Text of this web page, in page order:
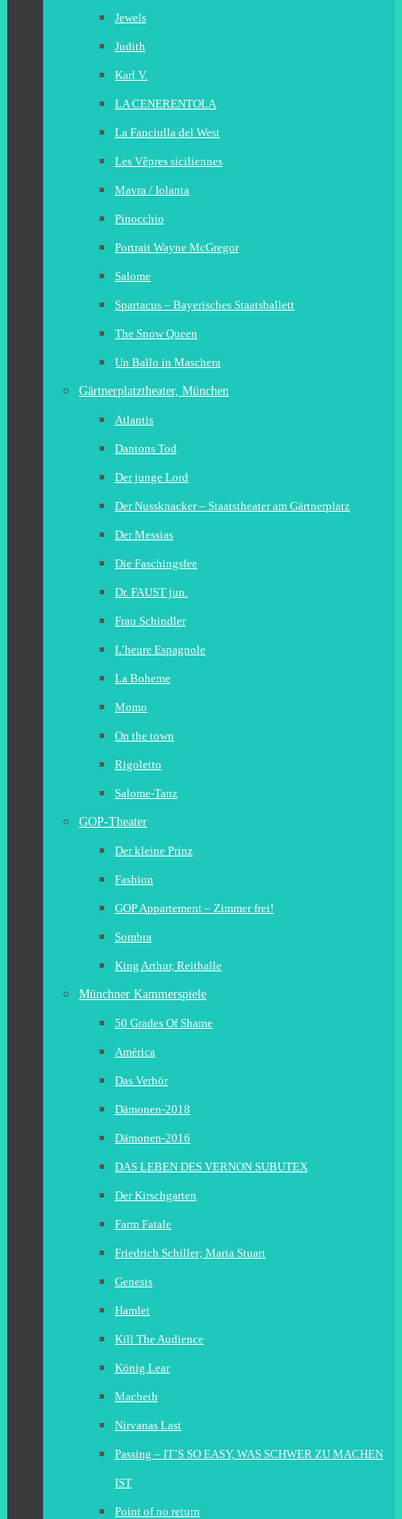
Jewels
Judith
Karl V.
LA CENERENTOLA
La Fanciulla del West
Les Vêpres siciliennes
Mavra / Iolanta
Pinocchio
Portrait Wayne McGregor
Salome
Spartacus – Bayerisches Staatsballett
The Snow Queen
Un Ballo in Maschera
Gärtnerplatztheater, München
Atlantis
Dantons Tod
Der junge Lord
Der Nussknacker – Staatstheater am Gärtnerplatz
Der Messias
Die Faschingsfee
Dr. FAUST jun.
Frau Schindler
L’heure Espagnole
La Boheme
Momo
On the town
Rigoletto
Salome-Tanz
GOP-Theater
Der kleine Prinz
Fashion
GOP Appartement – Zimmer frei!
Sombra
King Arthur, Reithalle
Münchner Kammerspiele
50 Grades Of Shame
América
Das Verhör
Dämonen-2018
Dämonen-2016
DAS LEBEN DES VERNON SUBUTEX
Der Kirschgarten
Farm Fatale
Friedrich Schiller; Maria Stuart
Genesis
Hamlet
Kill The Audience
König Lear
Macbeth
Nirvanas Last
Passing – IT’S SO EASY, WAS SCHWER ZU MACHEN
IST
Point of no return